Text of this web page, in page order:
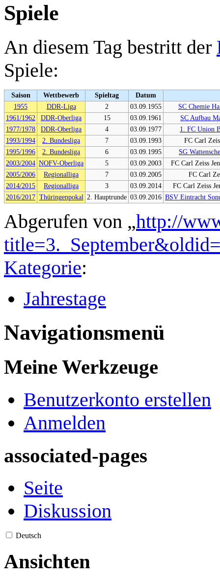
Spiele
An diesem Tag bestritt der
Spiele:
Saison Wettbewerb Spieltag
Datum
1955
DDR-Liga 2 03.09.1955
SC Chemie
1961/1962
DDR-Oberliga 15 03.09.1961
SC Aufbau
1977/1978
DDR-Oberliga 4 03.09.1977
1. FC Union
1993/1994
2. Bundesliga 7 03.09.1993
FC Carl
1995/1996
2. Bundesliga 6 03.09.1995
SG
2003/2004 NOFV-Oberliga 5 03.09.2003
FC Carl Zeiss
2005/2006
Regionalliga 7 03.09.2005
FC Carl
2014/2015
Regionalliga 3 03.09.2014
FC Carl Zeiss
2016/2017 Thüringenpokal 2. Hauptrunde 03.09.2016 BSV Eintracht
Abgerufen von „http://
Kategorie:
Jahrestage
Navigationsmenü
Meine Werkzeuge
Benutzerkonto erstellen
Anmelden
associated-pages
Seite
Diskussion
Deutsch
Ansichten